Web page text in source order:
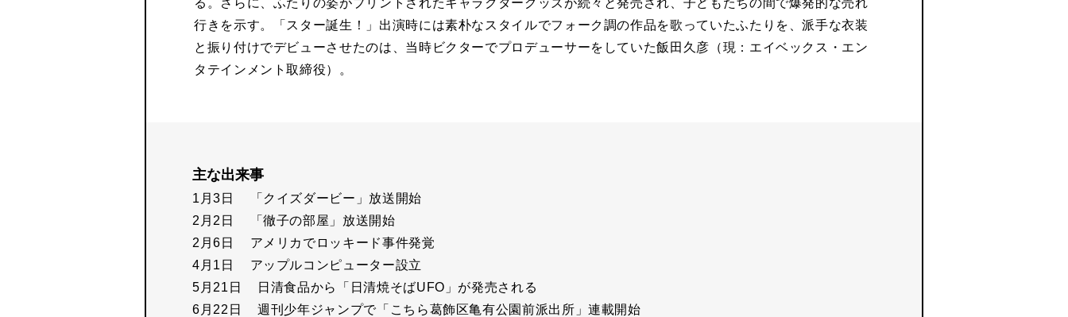
る。さらに、ふたりの姿がプリントされたキャラクターグッズが続々と発売され、子どもたちの間で爆発的な売れ
行きを示す。「スター誕生！」出演時には素朴なスタイルでフォーク調の作品を歌っていたふたりを、派手な衣装
と振り付けでデビューさせたのは、当時ビクターでプロデューサーをしていた飯田久彦（現：エイベックス・エン
タテインメント取締役）。
主な出来事
1月3日
「クイズダービー」放送開始
2月2日
「徹子の部屋」放送開始
2月6日
アメリカでロッキード事件発覚
4月1日
アップルコンピューター設立
5月21日
日清食品から「日清焼そばUFO」が発売される
6月22日
週刊少年ジャンプで「こちら葛飾区亀有公園前派出所」連載開始